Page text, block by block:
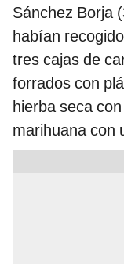
Sánchez Borja
habían
tres cajas de
forrados con
hierba seca
marihuana con